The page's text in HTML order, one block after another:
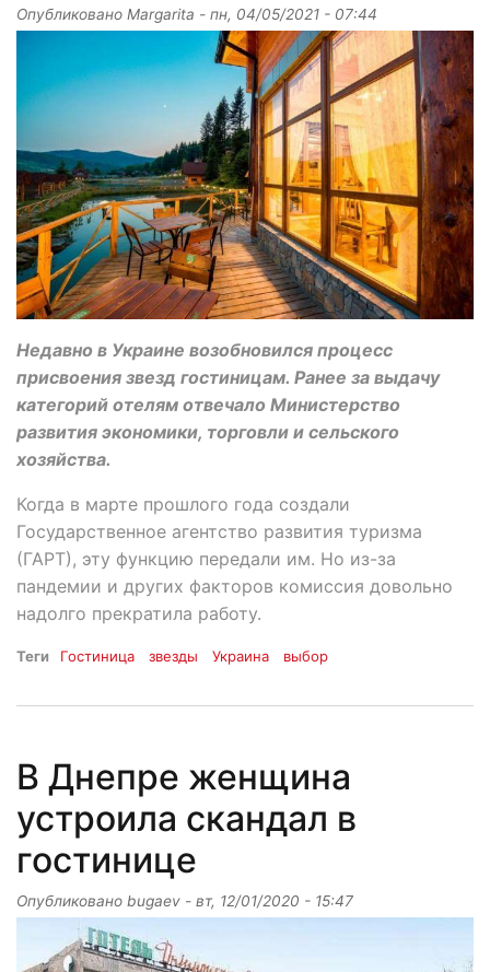
Опубликовано Margarita - пн, 04/05/2021 - 07:44
Недавно в Украине возобновился процесс
присвоения звезд гостиницам. Ранее за выдачу
категорий отелям отвечало Министерство
развития экономики, торговли и сельского
хозяйства.
Когда в марте прошлого года создали
Государственное агентство развития туризма
(ГАРТ), эту функцию передали им. Но из-за
пандемии и других факторов комиссия довольно
надолго прекратила работу.
Теги Гостиница звезды Украина выбор
В Днепре женщина
устроила скандал в
гостинице
Опубликовано bugaev - вт, 12/01/2020 - 15:47